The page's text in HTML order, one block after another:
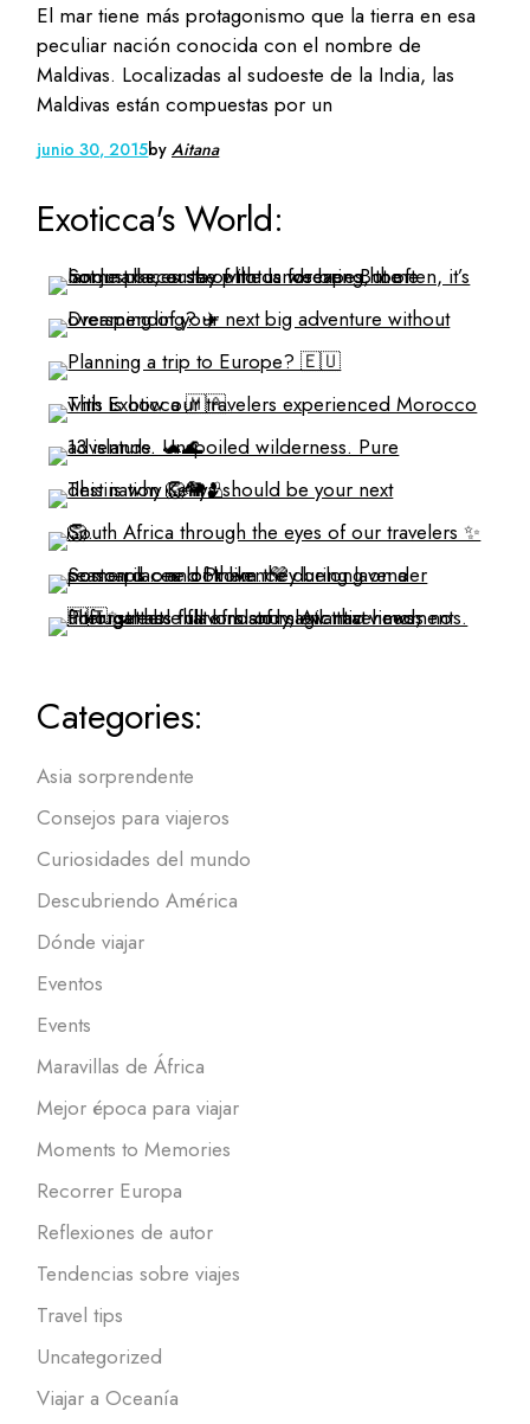
El mar tiene más protagonismo que la tierra en esa
peculiar nación conocida con el nombre de
Maldivas. Localizadas al sudoeste de la India, las
Maldivas están compuestas por un
junio 30, 2015byAitana
Exoticca's World:
Categories:
Asia sorprendente
Consejos para viajeros
Curiosidades del mundo
Descubriendo América
Dónde viajar
Eventos
Events
Maravillas de África
Mejor época para viajar
Moments to Memories
Recorrer Europa
Reflexiones de autor
Tendencias sobre viajes
Travel tips
Uncategorized
Viajar a Oceanía